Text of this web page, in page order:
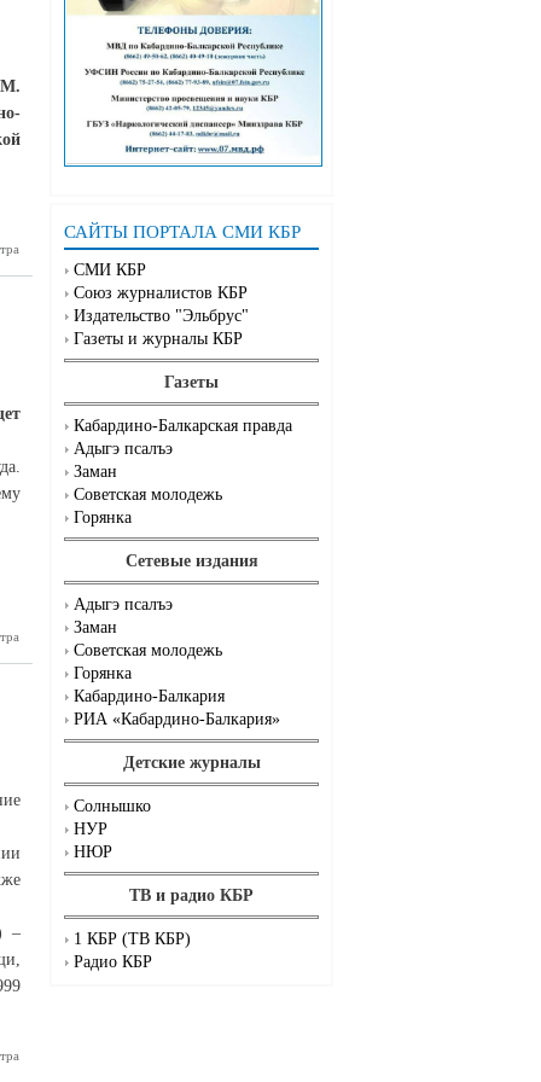
САЙТЫ ПОРТАЛА СМИ КБР
СМИ КБР
Союз журналистов КБР
Издательство "Эльбрус"
Газеты и журналы КБР
Газеты
Кабардино-Балкарская правда
Адыгэ псалъэ
Заман
Советская молодежь
Горянка
Сетевые издания
Адыгэ псалъэ
Заман
Советская молодежь
Горянка
Кабардино-Балкария
РИА «Кабардино-Балкария»
Детские журналы
Солнышко
НУР
НЮР
ТВ и радио КБР
1 КБР (ТВ КБР)
Радио КБР
–